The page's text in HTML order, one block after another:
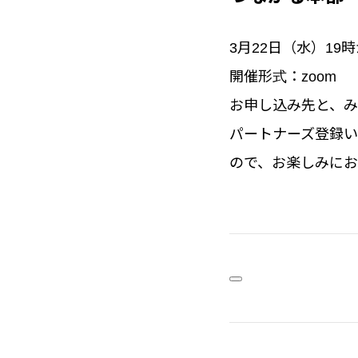
3月22日（水）19
開催形式：zoom
お申し込み先と、
パートナーズ登録
ので、お楽しみに